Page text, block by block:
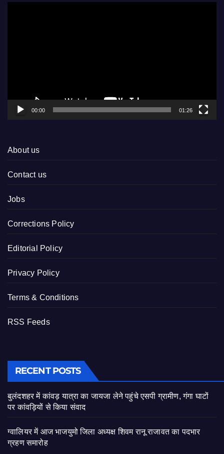
00:00 01:26
About us
Contact us
Jobs
Corrections Policy
Editorial Policy
Privacy Policy
Terms & Conditions
RSS Feeds
RECENT POSTS
बुलंदशहर में कांवड़ यात्रा का जायजा लेने पहुंचे एसपी ग्रामीण, गंगा घाटों
पर कांवड़ियों से किया संवाद
ग्वालियर में आज भाजयुमो जिला अध्यक्ष शिवम रानू राजावत का पदभार
ग्रहण समारोह